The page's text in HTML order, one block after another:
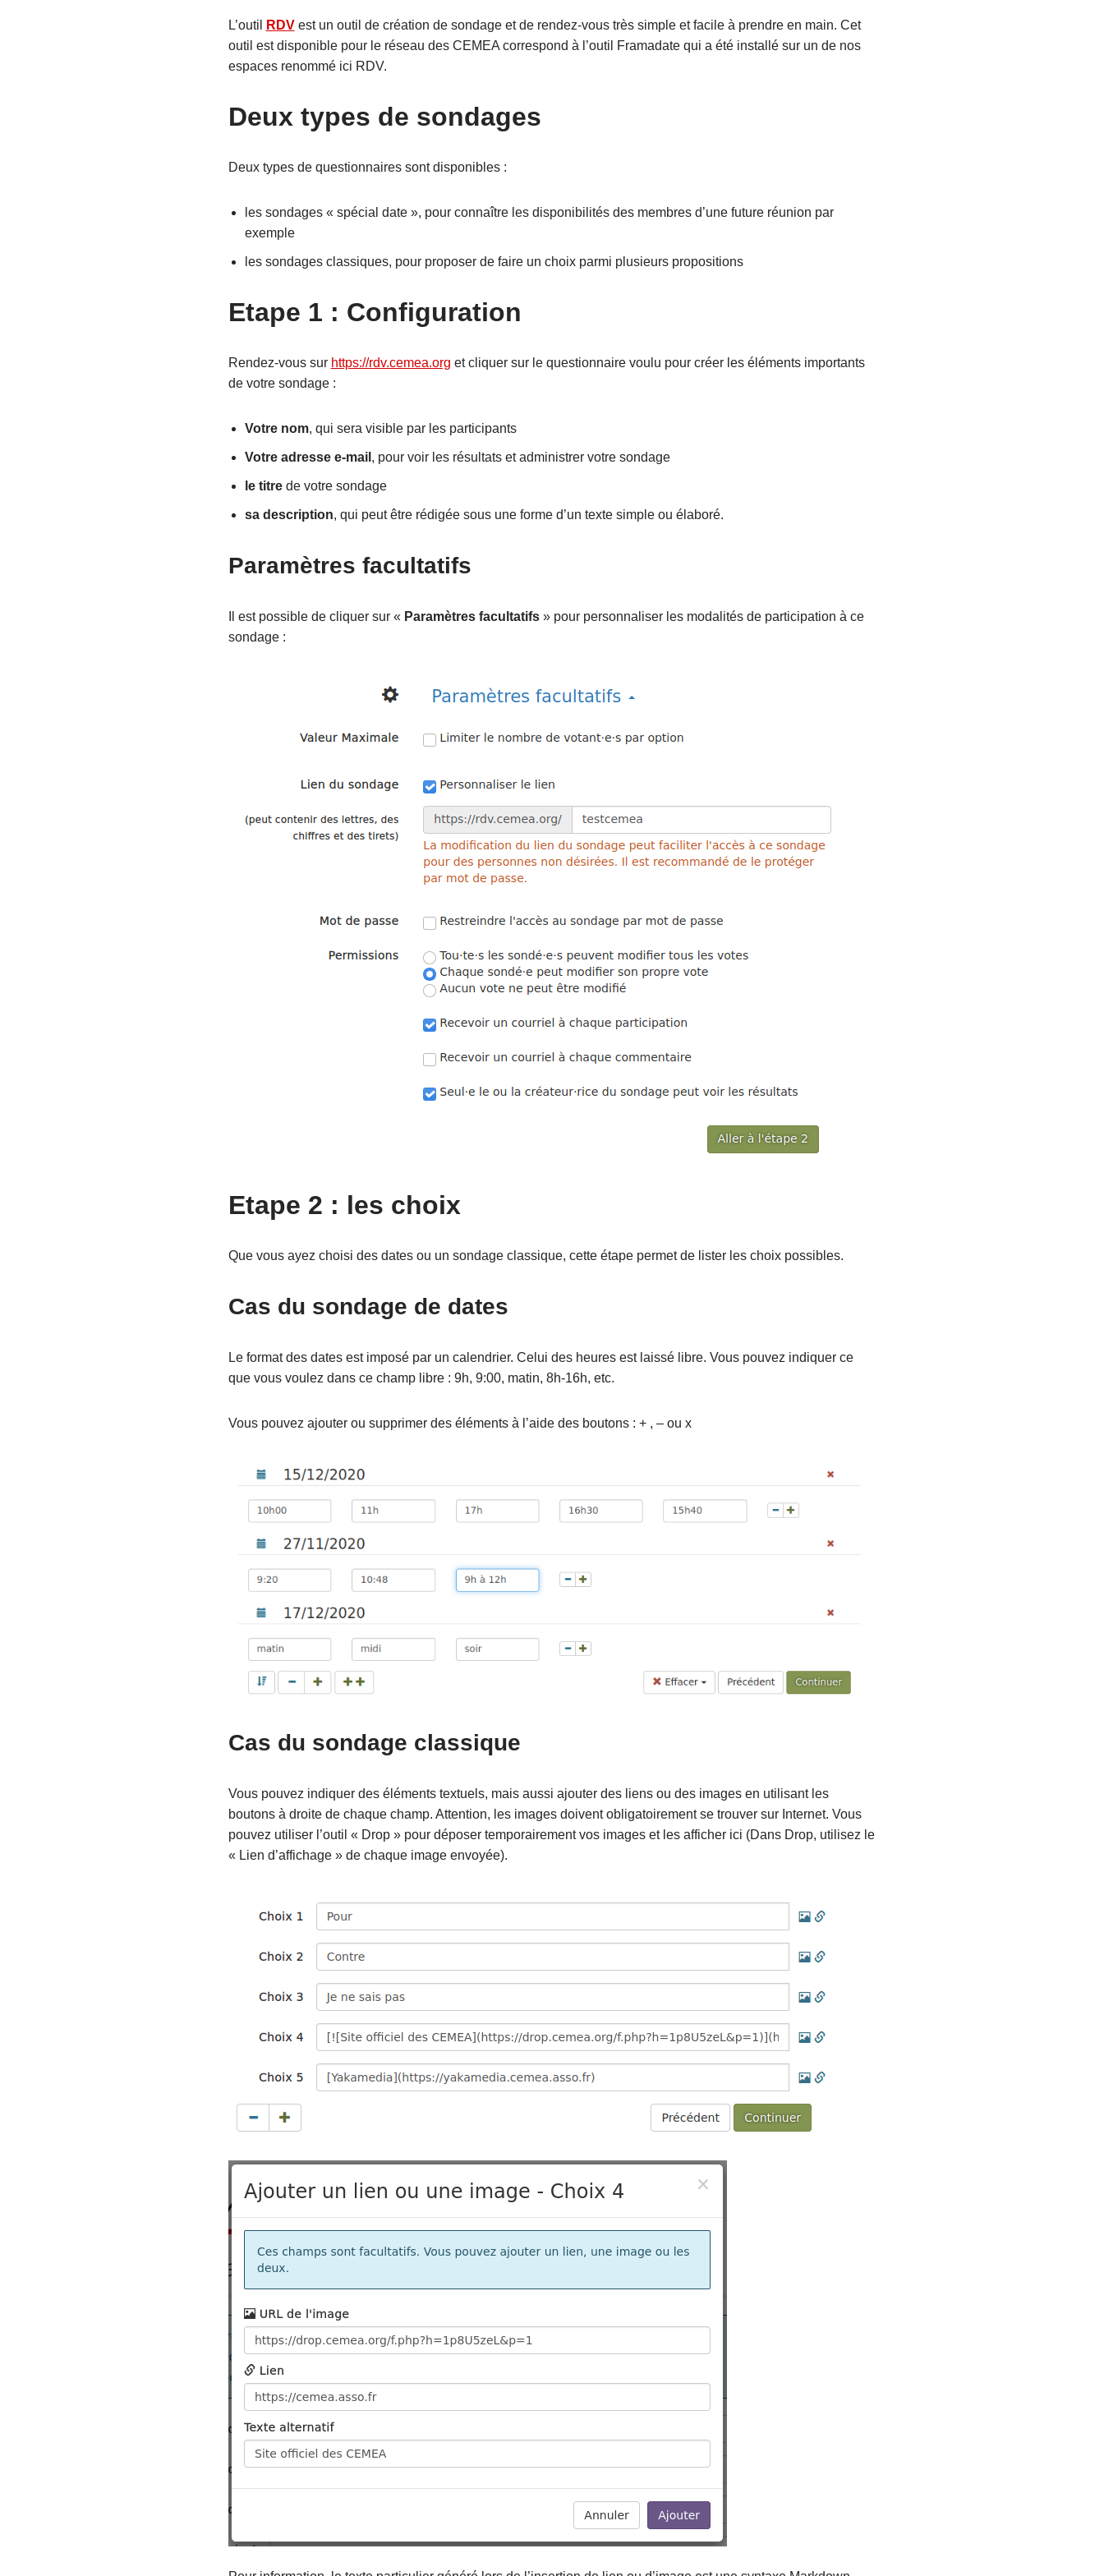
L’outil RDVest un outil de création de sondage et de rendez-vous très simple et facile à prendre en main. Cet
outil est disponible pour le réseau des CEMEA correspond à l’outil Framadate qui a été installé sur un de nos
espaces renommé ici RDV.
Deux types de sondages
Deux types de questionnaires sont disponibles :
les sondages « spécial date », pour connaître les disponibilités des membres d’une future réunion par
exemple
les sondages classiques, pour proposer de faire un choix parmi plusieurs propositions
Etape 1 : Configuration
Rendez-vous sur https://rdv.cemea.org et cliquer sur le questionnaire voulu pour créer les éléments importants
de votre sondage :
Votre nom, qui sera visible par les participants
Votre adresse e-mail , pour voir les résultats et administrer votre sondage
le titrede votre sondage
sa description, qui peut être rédigée sous une forme d’un texte simple ou élaboré.
Paramètres facultatifs
Il est possible de cliquer sur « Paramètres facultatifs» pour personnaliser les modalités de participation à ce
sondage :
Etape 2 : les choix
Que vous ayez choisi des dates ou un sondage classique, cette étape permet de lister les choix possibles.
Cas du sondage de dates
Le format des dates est imposé par un calendrier. Celui des heures est laissé libre. Vous pouvez indiquer ce
que vous voulez dans ce champ libre : 9h, 9:00, matin, 8h-16h, etc.
Vous pouvez ajouter ou supprimer des éléments à l’aide des boutons : + , – ou x
Cas du sondage classique
Vous pouvez indiquer des éléments textuels, mais aussi ajouter des liens ou des images en utilisant les
boutons à droite de chaque champ. Attention, les images doivent obligatoirement se trouver sur Internet. Vous
pouvez utiliser l’outil « Drop » pour déposer temporairement vos images et les afficher ici (Dans Drop, utilisez le
« Lien d’affichage » de chaque image envoyée).